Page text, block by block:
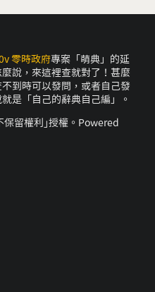
零時政府專案「萌典」的延
說，來這裡查就對了！甚麼
到時可以發問，或者自己發
是「自己的辭典自己編」。
保留權利｣授權。Powered